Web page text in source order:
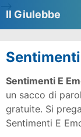
Il Giulebbe
Sentimenti E
un sacco di
gratuite. Si
Sentimenti E